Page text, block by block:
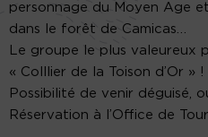
personnage du Moyen Age
dans le forêt de Camicas…
Le groupe le plus valeureux
« Colllier de la Toison d’Or » !
Possibilité de venir déguisé,
Réservation à l’Office de